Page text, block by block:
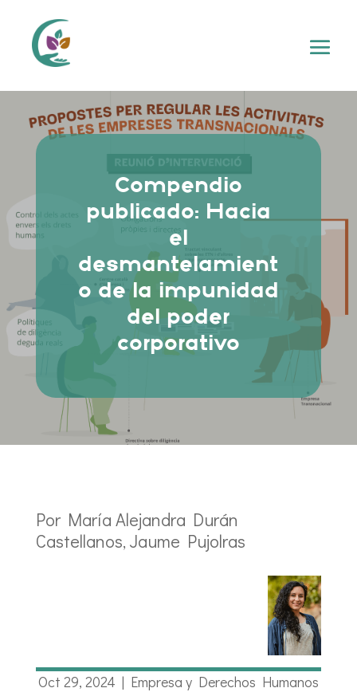
Compendio
publicado: Hacia
el
desmantelamient
o de la impunidad
del poder
corporativo
Por María Alejandra Durán
Castellanos, Jaume Pujolras
Oct 29, 2024 | Empresa y Derechos Humanos